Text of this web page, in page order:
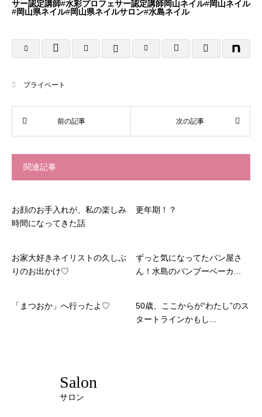
サー認定講師#水彩プロフェサー認定講師岡山ネイル#岡山ネイル
#岡山県ネイル#岡山県ネイルサロン#水島ネイル
プライベート
関連記事
お顔のお手入れが、私の楽しみ
時間になってきた話
更年期！？
お家大好きネイリストの久しぶ
りのお出かけ♡
ずっと気になってたパン屋さ
ん！水島のバンブーベーカ...
「まつおか」へ行ったよ♡
50歳、ここからが“わたし”のス
タートラインかもし...
Salon
サロン